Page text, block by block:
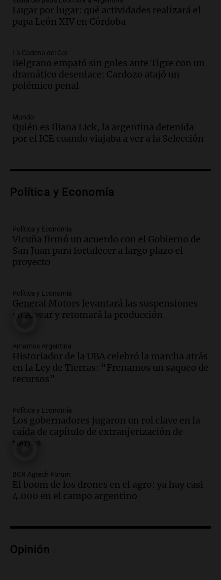
ley Joaquín.
Viva la Radio Rosario
Audio. Juan Pedro Colombo, rematador
de hacienda: “Las tecnologías no
reemplazan el contacto con la gente”
La Argentina, hoy
Audio.
un pozo de 17 metros en Nueva Córdoba
Panorama Federal
Audio.Lanzamiento del Tigo 7 CSH: el
al mercado argentino
Audio.Perito Moreno recibe la Copa
Mundial de Natación de Invierno con
récords y atletas de 20 países
Amamos Argentina
Audio.Conductor imputado por
accidente fatal en San Luis dejó tres
jóvenes muertos y un herido grave
Audio.Historiador de la UBA celebró la
marcha atrás en la Ley de Tierras:
“Frenamos un saqueo de recursos”
Amamos Argentina
Audio.Ahyre estuvo en el Estudio
Federal Sancor Seguros y adelantó su
nuevo tema a Cadena 3 Rosario.
Viva la Radio Rosario
Cristo Redentor por acumulación de
nieve se extiende a 22 días
Panorama Federal
Audio.Estudiantes de Italia realizan
enriquecer su formación educativa
Lugar por lugar: qué actividades realizará el
papa León XIV en Córdoba
La Cadena del Gol
Belgrano empató sin goles ante Tigre con un
dramático desenlace: Cardozo atajó un
polémico penal
Mundo
Quién es Iliana Lick, la argentina detenida
por el ICE cuando viajaba a ver a la Selección
Política y Economía
Política y Economía
Vicuña firmó un acuerdo con el Gobierno de
San Juan para fortalecer a largo plazo el
proyecto
Política y Economía
General Motors levantará las suspensiones
en Alvear y retomará la producción
Amamos Argentina
Historiador de la UBA celebró la marcha atrás
en la Ley de Tierras: “Frenamos un saqueo de
recursos”
Política y Economía
Los gobernadores jugaron un rol clave en la
caída de capítulo de extranjerización de
tierras
BCR Agtech Forum
El boom de los drones en el agro: ya hay casi
4.000 en el campo argentino
Opinión